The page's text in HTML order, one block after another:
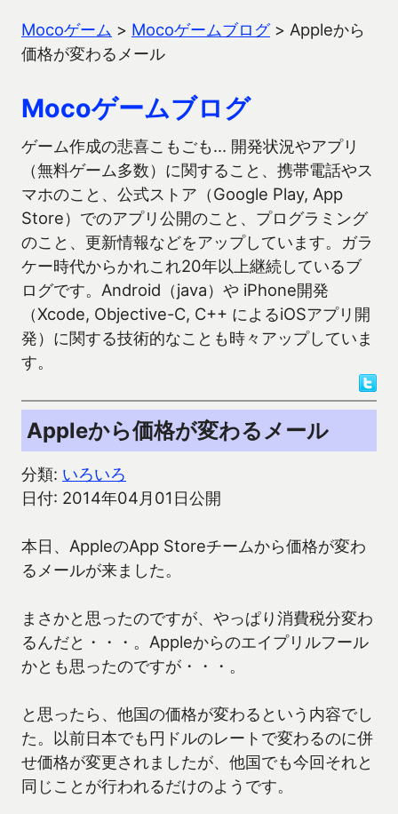
Mocoゲーム > Mocoゲームブログ> Appleから
価格が変わるメール
Mocoゲームブログ
ゲーム作成の悲喜こもごも… 開発状況やアプリ
（無料ゲーム多数）に関すること、携帯電話やス
マホのこと、公式ストア（Google Play, App
Store）でのアプリ公開のこと、プログラミング
のこと、更新情報などをアップしています。ガラ
ケー時代からかれこれ20年以上継続しているブ
ログです。Android（java）や iPhone開発
（Xcode, Objective-C, C++ によるiOSアプリ開
発）に関する技術的なことも時々アップしていま
す。
Appleから価格が変わるメール
分類: いろいろ
日付: 2014年04月01日公開
本日、AppleのApp Storeチームから価格が変わ
るメールが来ました。
まさかと思ったのですが、やっぱり消費税分変わ
るんだと・・・。Appleからのエイプリルフール
かとも思ったのですが・・・。
と思ったら、他国の価格が変わるという内容でし
た。以前日本でも円ドルのレートで変わるのに併
せ価格が変更されましたが、他国でも今回それと
同じことが行われるだけのようです。